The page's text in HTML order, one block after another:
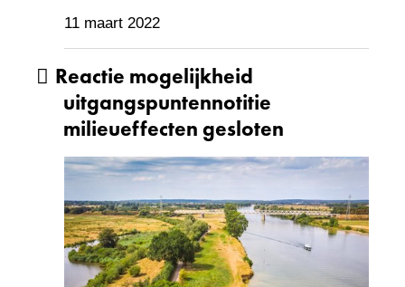
11 maart 2022
Reactie mogelijkheid
uitgangspuntennotitie
milieueffecten gesloten